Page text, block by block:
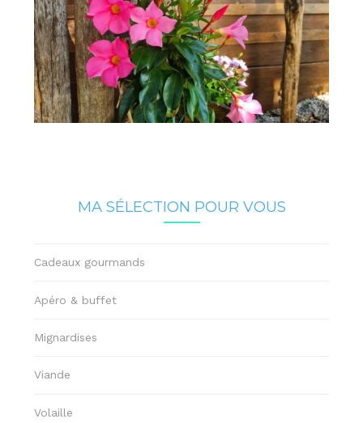
MA SÉLECTION POUR VOUS
Cadeaux gourmands
Apéro & buffet
Mignardises
Viande
Volaille